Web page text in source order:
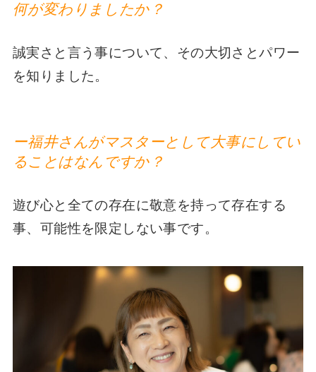
何が変わりましたか？
誠実さと言う事について、その大切さとパワー
を知りました。
ー福井さんがマスターとして大事にしてい
ることはなんですか？
遊び心と全ての存在に敬意を持って存在する
事、可能性を限定しない事です。